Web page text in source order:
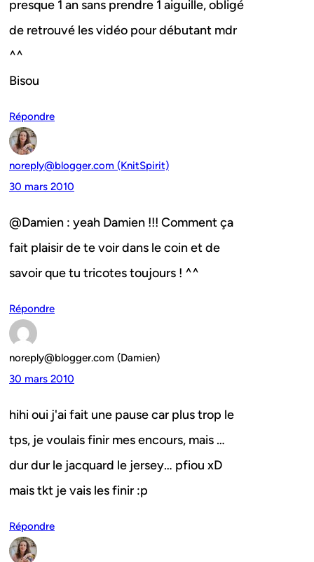
presque 1 an sans prendre 1 aiguille, obligé
de retrouvé les vidéo pour débutant mdr
^^
Bisou
Répondre
noreply@blogger.com (KnitSpirit)
30 mars 2010
@Damien : yeah Damien !!! Comment ça
fait plaisir de te voir dans le coin et de
savoir que tu tricotes toujours ! ^^
Répondre
noreply@blogger.com (Damien)
30 mars 2010
hihi oui j'ai fait une pause car plus trop le
tps, je voulais finir mes encours, mais …
dur dur le jacquard le jersey… pfiou xD
mais tkt je vais les finir :p
Répondre